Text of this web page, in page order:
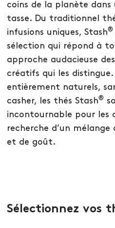
coins de la planète dans
tasse. Du traditionnel
infusions uniques, Stash®
sélection qui répond à
approche audacieuse
créatifs qui les
entièrement naturels,
casher, les thés Stash®
incontournable pour les
recherche d’un
et de goût.
Sélectionnez vos